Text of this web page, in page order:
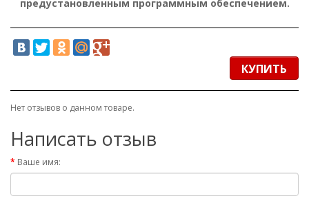
предустановленным программным обеспечением.
КУПИТЬ
Нет отзывов о данном товаре.
Написать отзыв
Ваше имя: